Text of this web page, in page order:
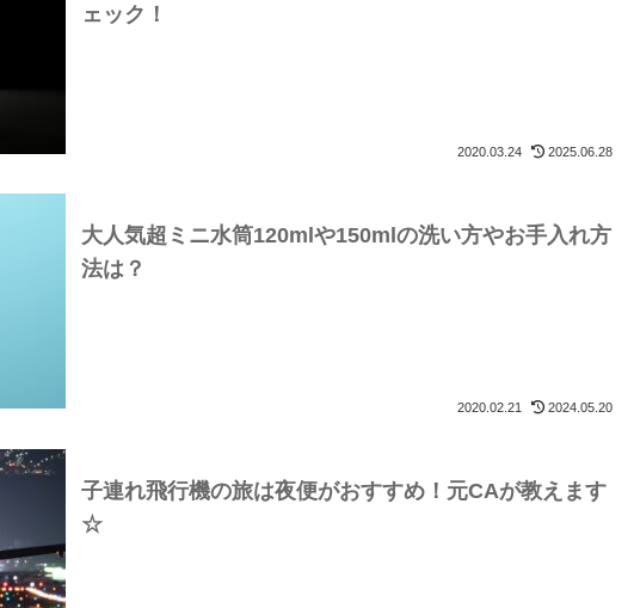
ェック！
2020.03.24 2025.06.28
大人気超ミニ水筒120mlや150mlの洗い方やお手入れ方
法は？
2020.02.21 2024.05.20
子連れ飛行機の旅は夜便がおすすめ！元CAが教えます
☆